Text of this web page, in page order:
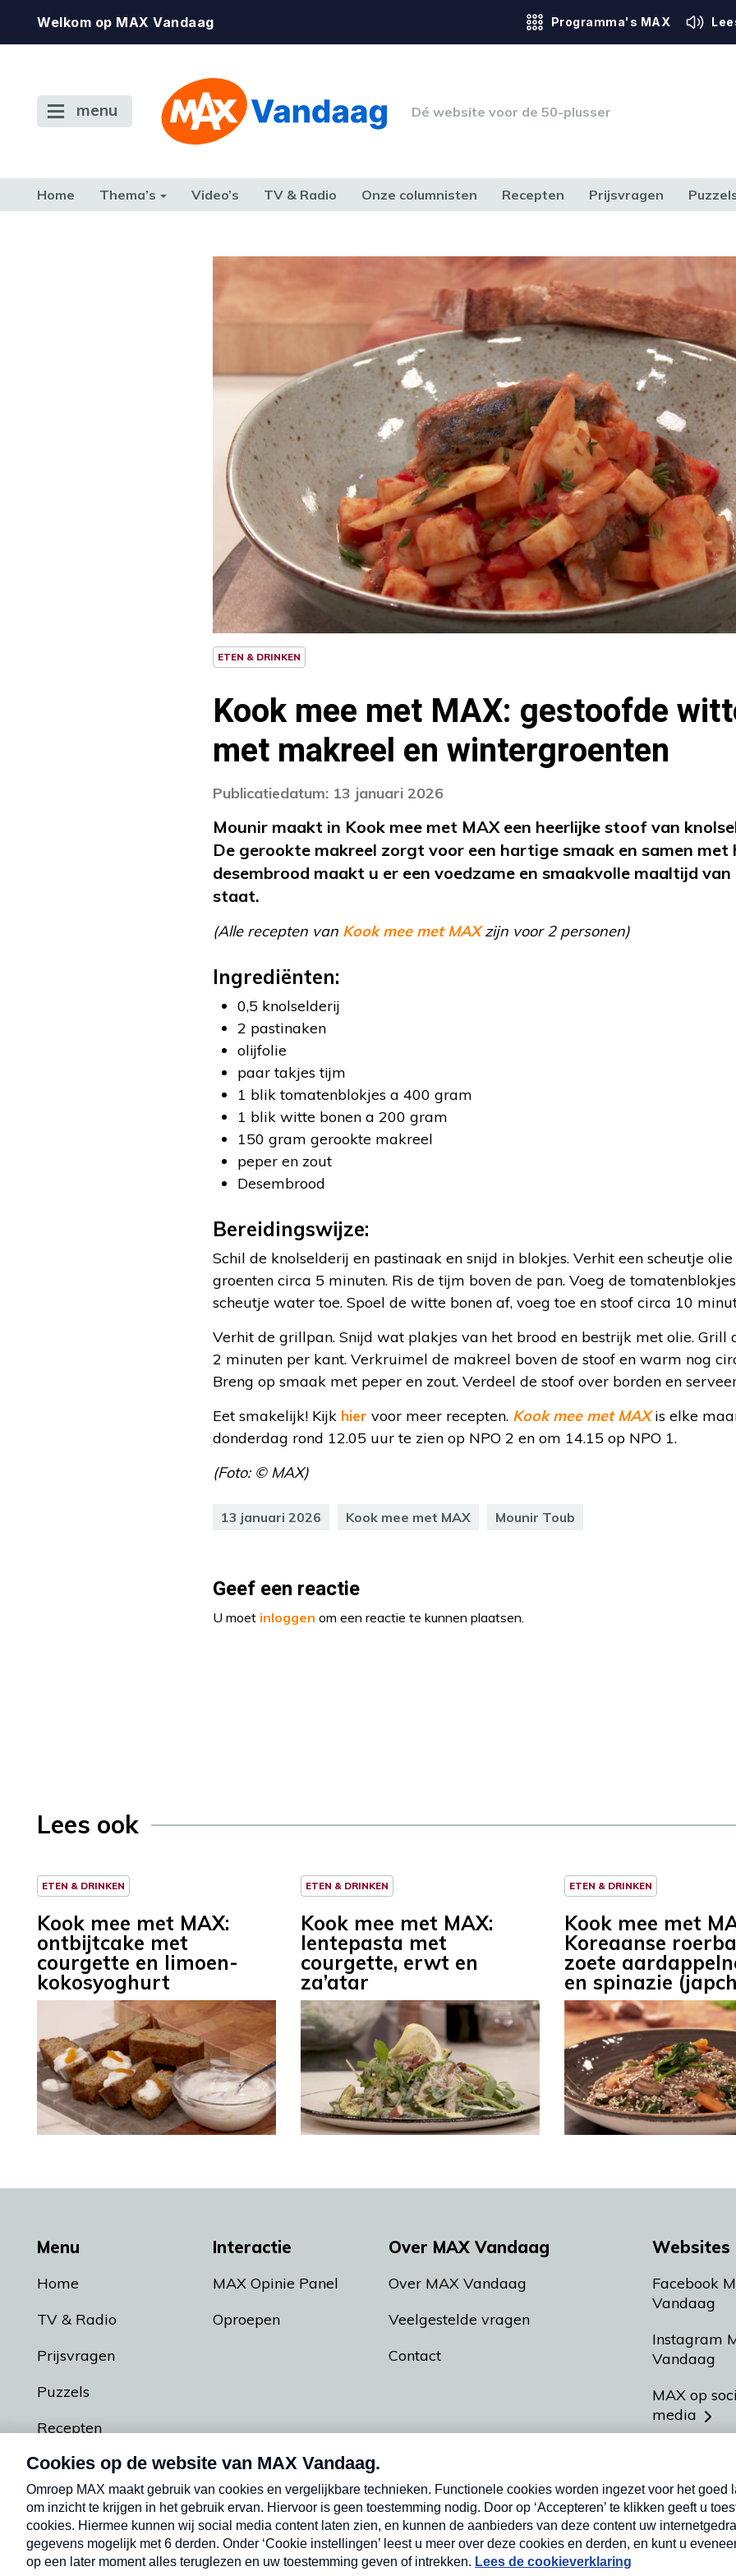
Welkom op MAX Vandaag Programma's MAX
menu Dé website voor de 50-plusser
Home Thema’s Video’s TV & Radio Onze columnisten Recepten Prijsvragen
ETEN & DRINKEN
Kook mee met MAX: gestoofde
met makreel en wintergroenten
Publicatiedatum: 13 januari 2026
Mounir maakt in Kook mee met MAX een heerlijke stoof van
De gerookte makreel zorgt voor een hartige smaak en samen met
desembrood maakt u er een voedzame en smaakvolle maaltijd
staat.
(Alle recepten van Kook mee met MAXzijn voor 2 personen)
Ingrediënten:
0,5 knolselderij
2 pastinaken
olijfolie
paar takjes tijm
1 blik tomatenblokjes a 400 gram
1 blik witte bonen a 200 gram
150 gram gerookte makreel
peper en zout
Desembrood
Bereidingswijze:
Schil de knolselderij en pastinaak en snijd in blokjes. Verhit een scheutje
groenten circa 5 minuten. Ris de tijm boven de pan. Voeg de
scheutje water toe. Spoel de witte bonen af, voeg toe en stoof circa 10
Verhit de grillpan. Snijd wat plakjes van het brood en bestrijk met olie. Grill
2 minuten per kant. Verkruimel de makreel boven de stoof en warm nog
Breng op smaak met peper en zout. Verdeel de stoof over borden en
Eet smakelijk! Kijk hier voor meer recepten. Kook mee met MAXis elke
donderdag rond 12.05 uur te zien op NPO 2 en om 14.15 op NPO 1.
(Foto: © MAX)
13 januari 2026 Kook mee met MAX Mounir Toub
Geef een reactie
U moet inloggen om een reactie te kunnen plaatsen.
Lees ook
ETEN & DRINKEN
Kook mee met MAX:
ontbijtcake met
courgette en limoen-
kokosyoghurt
ETEN & DRINKEN
Kook mee met MAX:
lentepasta met
courgette, erwt en
za’atar
ETEN & DRINKEN
Kook mee met
Koreaanse
zoete
en spinazie
Menu
Home
TV & Radio
Prijsvragen
Puzzels
Recepten
Podcasts
Interactie
MAX Opinie Panel
Oproepen
Over MAX Vandaag
Over MAX Vandaag
Veelgestelde vragen
Contact
Websites
Facebook
Vandaag
Instagram
Vandaag
MAX op
media
Meldpunt
Heel